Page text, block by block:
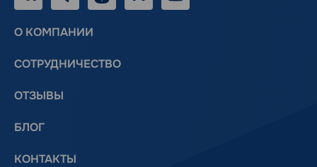
О КОМПАНИИ
СОТРУДНИЧЕСТВО
ОТЗЫВЫ
БЛОГ
КОНТАКТЫ